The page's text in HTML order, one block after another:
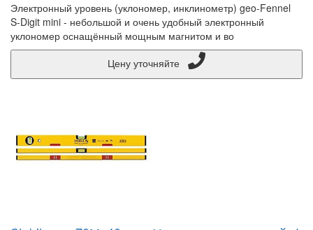
Электронный уровень (уклономер, инклинометр) geo-Fennel
S-Digit mini - небольшой и очень удобный электронный
уклономер оснащённый мощным магнитом и во